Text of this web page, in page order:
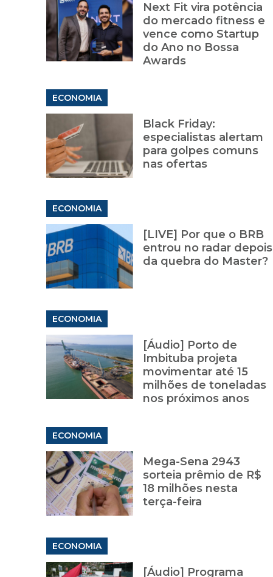
Next Fit vira potência
do mercado fitness e
vence como Startup
do Ano no Bossa
Awards
ECONOMIA
Black Friday:
especialistas alertam
para golpes comuns
nas ofertas
ECONOMIA
[LIVE] Por que o BRB
entrou no radar depois
da quebra do Master?
ECONOMIA
[Áudio] Porto de
Imbituba projeta
movimentar até 15
milhões de toneladas
nos próximos anos
ECONOMIA
Mega-Sena 2943
sorteia prêmio de R$
18 milhões nesta
terça-feira
ECONOMIA
[Áudio] Programa